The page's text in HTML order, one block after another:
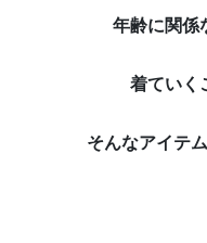
年齢に関係
着ていく
そんなアイテ